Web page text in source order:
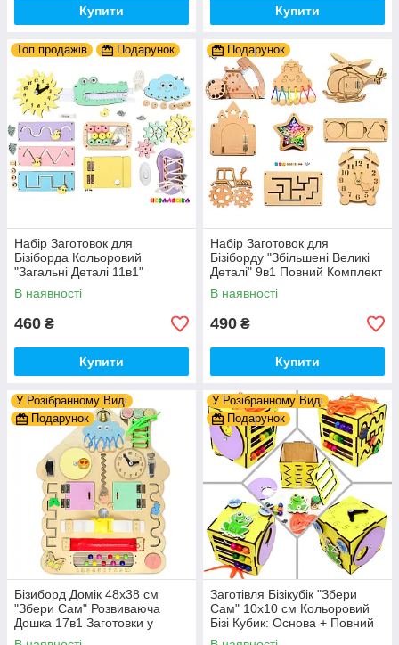
Купити Купити
Топ продажів Подарунок
Набір Заготовок для
Бізіборда Кольоровий
"Загальні Деталі 11в1"
Базовий Комплект (+Клей,
Шурупи) Набiр Заготівель
для Бiзiкуба
В наявності
460 ₴
Купити
Подарунок
Набір Заготовок для
Бізіборду "Збільшені Великі
Деталі" 9в1 Повний Комплект
+ Всі Кріплення
В наявності
490 ₴
Купити
У Розібранному Виді
Подарунок
Бізиборд Домік 48x38 см
"Збери Сам" Розвиваюча
Дошка 17в1 Заготовки у
Разобранному вигляді +
У Розібранному Виді
Подарунок
Заготівля Бізікубік "Збери
Сам" 10х10 см Кольоровий
Бізі Кубик: Основа + Повний
Комплект (в Розібраному